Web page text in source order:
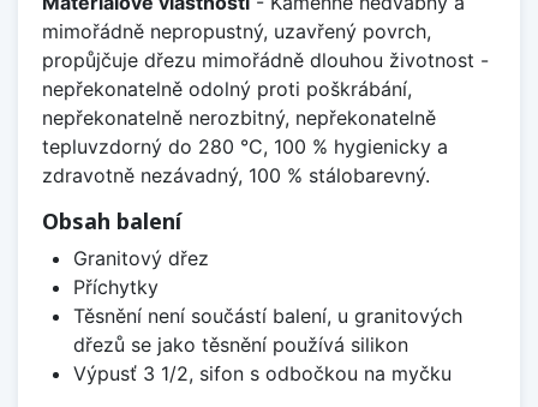
mimořádně nepropustný, uzavřený povrch,
propůjčuje dřezu mimořádně dlouhou životnost -
nepřekonatelně odolný proti poškrábání,
nepřekonatelně nerozbitný, nepřekonatelně
tepluvzdorný do 280 °C, 100 % hygienicky a
zdravotně nezávadný, 100 % stálobarevný.
Obsah balení
Granitový dřez
Příchytky
Těsnění není součástí balení, u granitových
dřezů se jako těsnění používá silikon
Výpusť 3 1/2, sifon s odbočkou na myčku